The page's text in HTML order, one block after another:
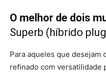
O melhor de dois
Superb (híbrido
Para aqueles que desejam
refinado com versatilidade